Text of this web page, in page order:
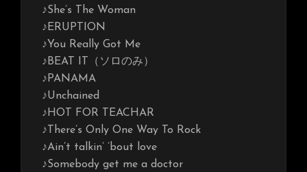
♪She’s The Woman
♪ERUPTION
♪You Really Got Me
♪BEAT IT（ソロのみ）
♪PANAMA
♪Unchained
♪HOT FOR TEACHAR
♪There’s Only One Way To Rock
♪Ain’t talkin’ ’bout love
♪Somebody get me a doctor